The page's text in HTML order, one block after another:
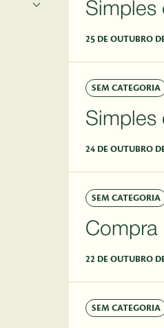
25 DE OUTUBRO
SEM CATEGORIA
24 DE OUTUBRO
SEM CATEGORIA
Compra
22 DE OUTUBRO
SEM CATEGORIA